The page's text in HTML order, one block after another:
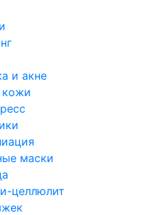
и акне
кожи
маски
целлюлит